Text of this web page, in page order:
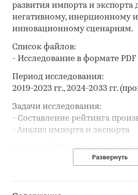
развития импорта и экспорта
негативному, инерционному и
инновационному сценариям.
Список файлов:
- Исследование в формате PDF
Период исследования:
2019-2023 гг., 2024-2033 гг.
Задачи исследования:
- Составление рейтинга
- Анализ импорта и экспорта
В разделе `Ведущие
рассмотрены компании:
ЭТАЛОН`, ООО `ЭСФОР`, ООО
Развернуть